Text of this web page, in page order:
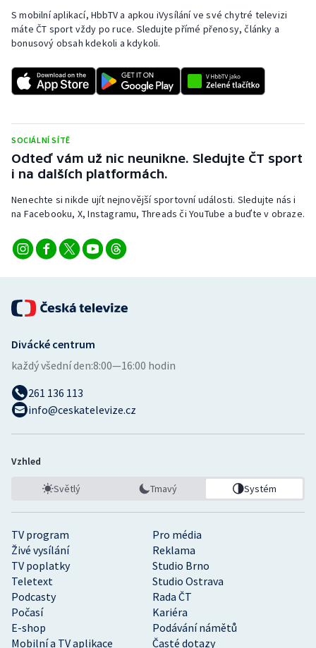
Stolní tenis
Veslování
Vodní slalom
Volejbal
Ostatní
S mobilní aplikací, HbbTV a apkou iVysílání ve své chytré televizi
máte ČT sport vždy po ruce. Sledujte přímé přenosy, články a
bonusový obsah kdekoli a kdykoli.
SOCIÁLNÍ SÍTĚ
Odteď vám už nic neunikne. Sledujte ČT sport
i na dalších platformách.
Nenechte si nikde ujít nejnovější sportovní události. Sledujte nás i
na Facebooku, X, Instagramu, Threads či YouTube a buďte v obraze.
TV program
Pro média
Živé vysílání
Reklama
TV poplatky
Studio Brno
Teletext
Studio Ostrava
Podcasty
Rada ČT
Počasí
Kariéra
E-shop
Podávání námětů
Mobilní a TV aplikace
Časté dotazy
Divácké centrum
každý všední den:8:00—16:00 hodin
261 136 113
info@ceskatelevize.cz
Vzhled
Světlý Tmavý Systém